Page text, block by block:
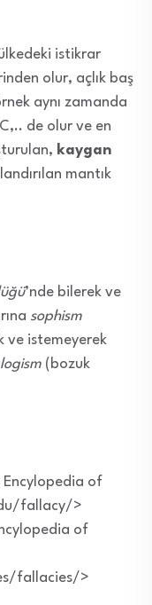
istikrar
olur, açlık baş
aynı zamanda
de olur ve en
kaygan
mantık
’nde bilerek ve
sophism
ve istemeyerek
(bozuk
of
fallacy/>
of
fallacies/>